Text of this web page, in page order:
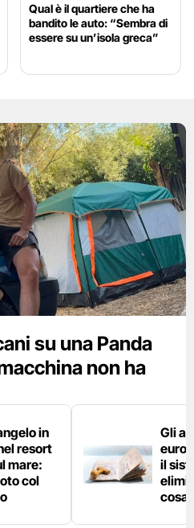
Qual è il quartiere che ha
bandito le auto: “Sembra di
essere su un’isola greca”
su una Panda
non ha
in
resort
mare:
col
Gli
il
cosa